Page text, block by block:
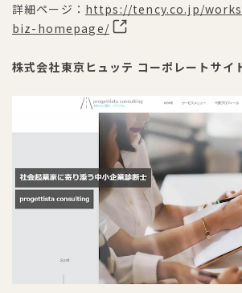
詳細ページ： https://tency.co.jp/
biz-homepage/
株式会社東京ヒュッテ コーポレートサイ